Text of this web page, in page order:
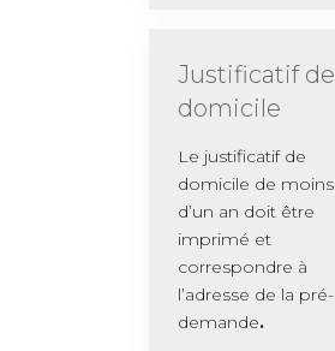
Justificatif de
domicile
Le justificatif de
domicile de moins
d’un an doit être
imprimé et
correspondre à
l’adresse de la pré-
demande.